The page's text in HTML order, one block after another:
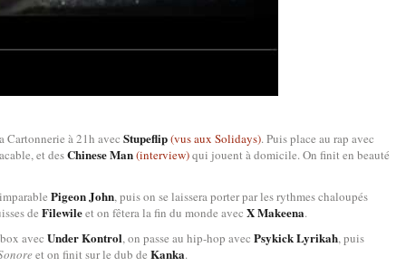
Cartonnerie à 21h avec Stupeflip(vus aux Solidays). Puis place au rap avec
et desChinese Man(interview)qui jouent à domicile. On finit en beauté
Pigeon John, puis on se laissera porter par les rythmes chaloupés
de Filewileet on fêtera la fin du monde avec X Makeena.
avec Under Kontrol, on passe au hip-hop avec Psykick Lyrikah, puis
et on finit sur le dub de Kanka.